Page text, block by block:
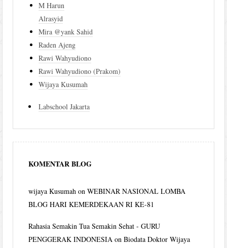
M Harun
Alrasyid
Mira @yank Sahid
Raden Ajeng
Rawi Wahyudiono
Rawi Wahyudiono (Prakom)
Wijaya Kusumah
Labschool Jakarta
KOMENTAR BLOG
wijaya Kusumah onWEBINAR NASIONAL LOMBA
BLOG HARI KEMERDEKAAN RI KE-81
Rahasia Semakin Tua Semakin Sehat - GURU
PENGGERAK INDONESIA onBiodata Doktor Wijaya